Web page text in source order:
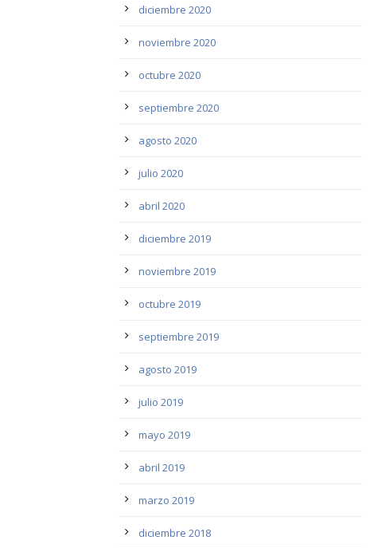
diciembre 2020
noviembre 2020
octubre 2020
septiembre 2020
agosto 2020
julio 2020
abril 2020
diciembre 2019
noviembre 2019
octubre 2019
septiembre 2019
agosto 2019
julio 2019
mayo 2019
abril 2019
marzo 2019
diciembre 2018